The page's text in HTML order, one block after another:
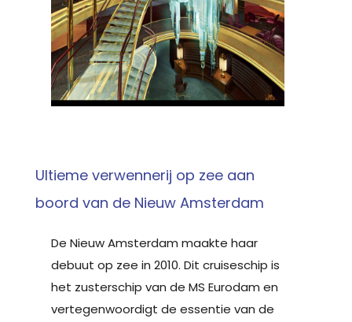
Ultieme verwennerij op zee aan
boord van de Nieuw Amsterdam
De Nieuw Amsterdam maakte haar
debuut op zee in 2010. Dit cruiseschip is
het zusterschip van de MS Eurodam en
vertegenwoordigt de essentie van de